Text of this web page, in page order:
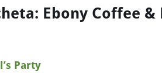
Ebony Coffee &
Party